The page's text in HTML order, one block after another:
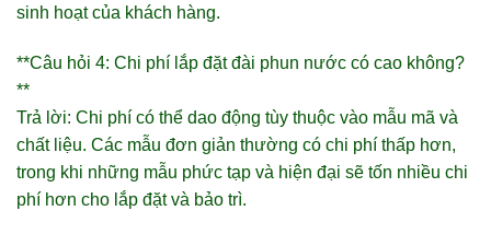
sinh hoạt của khách hàng.
**Câu hỏi 4: Chi phí lắp đặt đài phun nước có cao không?
**
Trả lời: Chi phí có thể dao động tùy thuộc vào mẫu mã và
chất liệu. Các mẫu đơn giản thường có chi phí thấp hơn,
trong khi những mẫu phức tạp và hiện đại sẽ tốn nhiều chi
phí hơn cho lắp đặt và bảo trì.